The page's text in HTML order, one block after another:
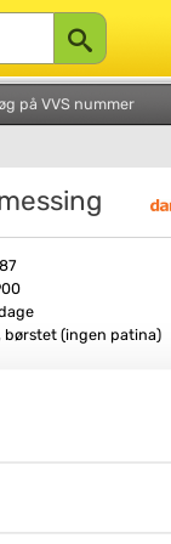
på VVS nummer
børstet (ingen patina)
- Børstet messing